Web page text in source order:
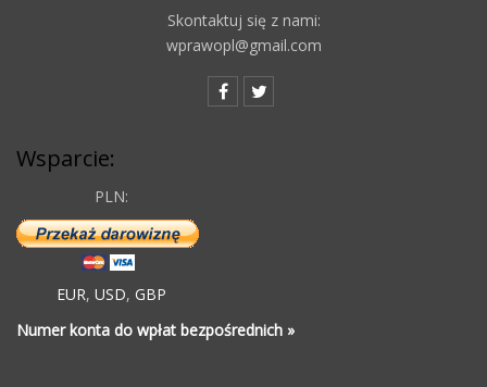
Skontaktuj się z nami:
wprawopl@gmail.com
Wsparcie:
PLN:
EUR, USD, GBP
Numer konta do wpłat bezpośrednich »